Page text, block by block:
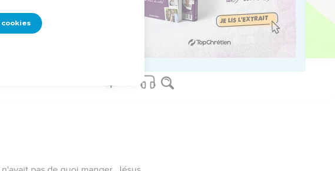
recommandait, plus ils le proclamaient.
entendre les sourds et parler les